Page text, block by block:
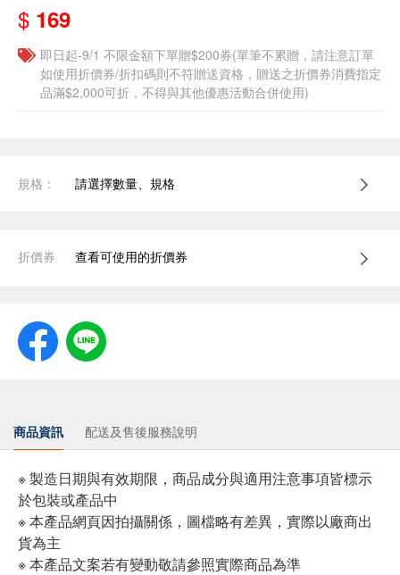
$ 169
即日起-9/1 不限金額下單贈$200券(單筆不累贈，請注意訂單
如使用折價券/折扣碼則不符贈送資格，贈送之折價券消費指定
品滿$2,000可折，不得與其他優惠活動合併使用)
規格： 請選擇數量、規格
折價券 查看可使用的折價券
商品資訊 配送及售後服務說明
※ 製造日期與有效期限，商品成分與適用注意事項皆標示
於包裝或產品中
※ 本產品網頁因拍攝關係，圖檔略有差異，實際以廠商出
貨為主
※ 本產品文案若有變動敬請參照實際商品為準